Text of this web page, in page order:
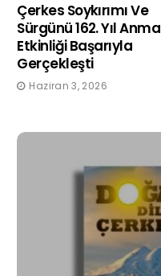
Çerkes Soykırımı Ve
Sürgünü 162. Yıl Anma
Etkinliği Başarıyla
Gerçekleşti
Haziran 3, 2026